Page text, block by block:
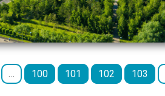
… 100 101 102 103